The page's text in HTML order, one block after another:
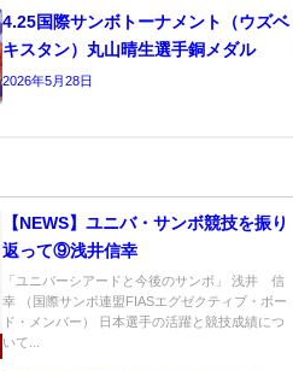
4.25国際サンボトーナメント（ウズベ
キスタン）丸山晴生選手銅メダル
2026年5月28日
【NEWS】ユニバ・サンボ競技を振り
返って⑨浅井信幸
「ユニバーシアードと今後のサンボ」 浅井 信
幸 （国際サンボ連盟FIASエグゼクティブ・ボー
ド・メンバー） 日本選手の活躍と競技成績につ
いて...